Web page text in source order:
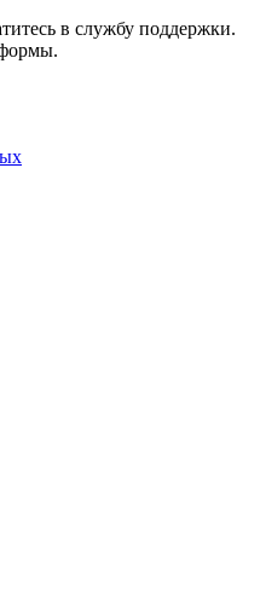
в службу поддержки.